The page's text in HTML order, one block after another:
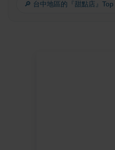
🔎 台中地區的『甜點店』Top